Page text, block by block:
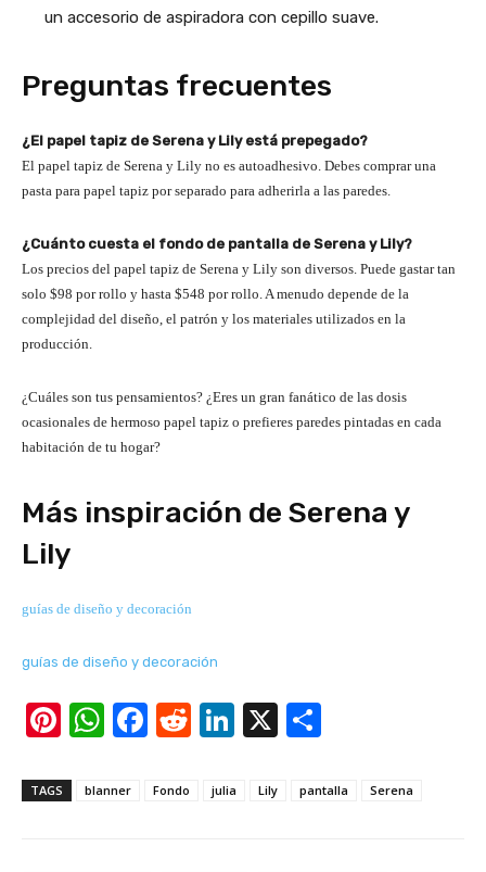
un accesorio de aspiradora con cepillo suave.
Preguntas frecuentes
¿El papel tapiz de Serena y Lily está prepegado?
El papel tapiz de Serena y Lily no es autoadhesivo. Debes comprar una
pasta para papel tapiz por separado para adherirla a las paredes.
¿Cuánto cuesta el fondo de pantalla de Serena y Lily?
Los precios del papel tapiz de Serena y Lily son diversos. Puede gastar tan
solo $98 por rollo y hasta $548 por rollo. A menudo depende de la
complejidad del diseño, el patrón y los materiales utilizados en la
producción.
¿Cuáles son tus pensamientos? ¿Eres un gran fanático de las dosis
ocasionales de hermoso papel tapiz o prefieres paredes pintadas en cada
habitación de tu hogar?
Más inspiración de Serena y
Lily
guías de diseño y decoración
guías de diseño y decoración
Pi
er
W
at
F
c
R
d
Li
k
X
ar
TAGS blanner Fondo julia Lily pantalla Serena